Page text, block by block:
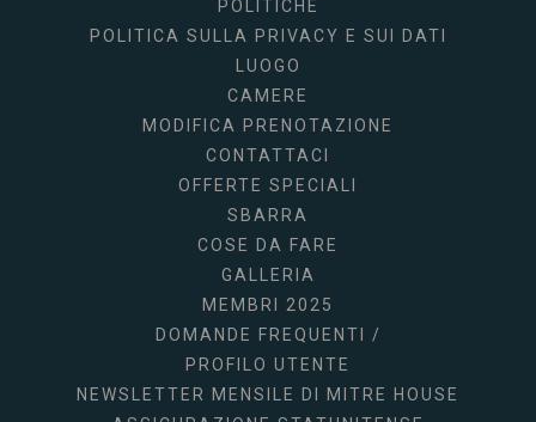
POLITICHE
POLITICA SULLA PRIVACY E SUI DATI
LUOGO
CAMERE
MODIFICA PRENOTAZIONE
CONTATTACI
OFFERTE SPECIALI
SBARRA
COSE DA FARE
GALLERIA
MEMBRI 2025
DOMANDE FREQUENTI /
PROFILO UTENTE
NEWSLETTER MENSILE DI MITRE HOUSE